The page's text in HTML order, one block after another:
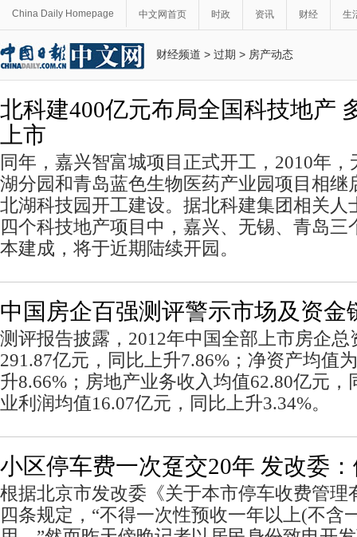
China Daily Homepage 中文网首页 时政 资讯 财经 生
财经频道 > 过期 > 房产动态
北科建400亿元布局全国科技地产
上市
同年，嘉兴智富城项目正式开工，2010年
湖分园和青岛蓝色生物医药产业园项目相继
北湖科技园开工建设。据北科建集团相关人
四个科技地产项目中，嘉兴、无锡、青岛三
本建成，将于近期陆续开园。
中国房企百强测评警示市场及资金
测评报告披露，2012年中国全部上市房企
291.87亿元，同比上升7.86%；净资产均值
升8.66%；房地产业务收入均值62.80亿元，
业利润均值16.07亿元，同比上升3.34%。
小区停车费一次趸交20年 发改委
根据北京市发改委《关于本市停车收费管理
四条规定，“不得一次性预收一年以上(不含